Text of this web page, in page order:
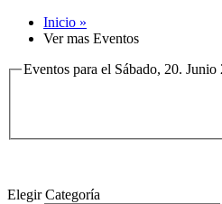
Inicio »
Ver mas Eventos
Eventos para el Sábado, 20. Junio
Elegir Categoría